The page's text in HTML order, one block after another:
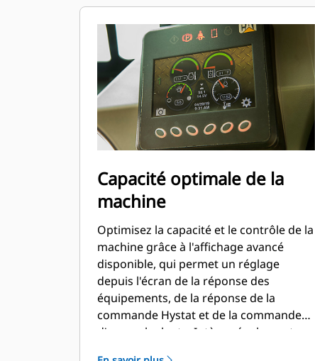
conducteur.
Capacité optimale de la
machine
Optimisez la capacité et le contrôle de la
machine grâce à l'affichage avancé
disponible, qui permet un réglage
depuis l'écran de la réponse des
équipements, de la réponse de la
commande Hystat et de la commande
d'approche lente. Intègre également